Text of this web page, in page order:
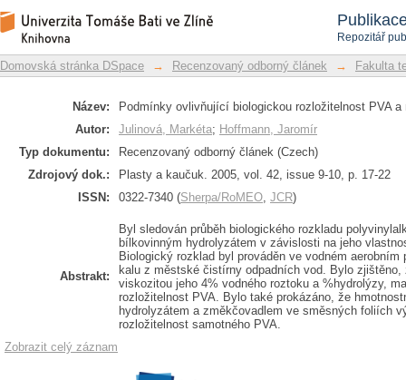
Repozitář
Podmínky ovlivňující biologickou
Repozitář DSpace/Manakin
Domovská stránka DSpace → Recenzovaný odborný článek → Fakulta
Název:
Podmínky ovlivňující biologickou rozložitelnost PVA
Autor:
Julinová, Markéta; Hoffmann, Jaromír
Typ dokumentu:
Recenzovaný odborný článek (Czech)
Zdrojový dok.:
Plasty a kaučuk. 2005, vol. 42, issue 9-10, p. 17-22
ISSN:
0322-7340 (Sherpa/RoMEO, JCR)
Abstrakt:
Byl sledován průběh biologického rozkladu
bílkovinným hydrolyzátem v závislosti na jeho
Biologický rozklad byl prováděn ve vodném
kalu z městské čistírny odpadních vod. Bylo
viskozitou jeho 4% vodného roztoku a %hydrolýzy,
rozložitelnost PVA. Bylo také prokázáno, že
hydrolyzátem a změkčovadlem ve směsných foliích
rozložitelnost samotného PVA.
Zobrazit celý záznam